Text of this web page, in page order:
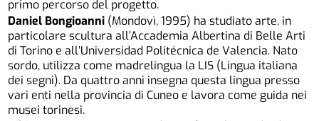
primo percorso del progetto.
Daniel Bongioanni (Mondovì, 1995) ha studiato arte, in
particolare scultura all’Accademia Albertina di Belle Arti
di Torino e all’Universidad Politécnica de Valencia. Nato
sordo, utilizza come madrelingua la LIS (Lingua italiana
dei segni). Da quattro anni insegna questa lingua presso
vari enti nella provincia di Cuneo e lavora come guida nei
musei torinesi.